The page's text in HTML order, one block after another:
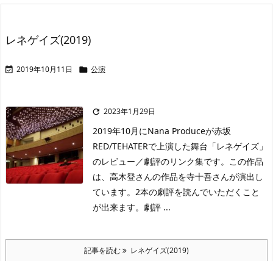
レネゲイズ(2019)
 2019年10月11日  公演
 2023年1月29日
2019年10月にNana Produceが赤坂
RED/TEHATERで上演した舞台「レネゲイズ」
のレビュー／劇評のリンク集です。この作品
は、高木登さんの作品を寺十吾さんが演出し
ています。2本の劇評を読んでいただくこと
が出来ます。劇評 ...
記事を読む レネゲイズ(2019)